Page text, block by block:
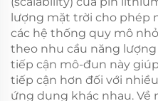
lượng mặt trời cho phép
các hệ thống quy mô
theo nhu cầu năng
tiếp cận mô-đun này
tiếp cận hơn đối với
ứng dụng khác nhau.